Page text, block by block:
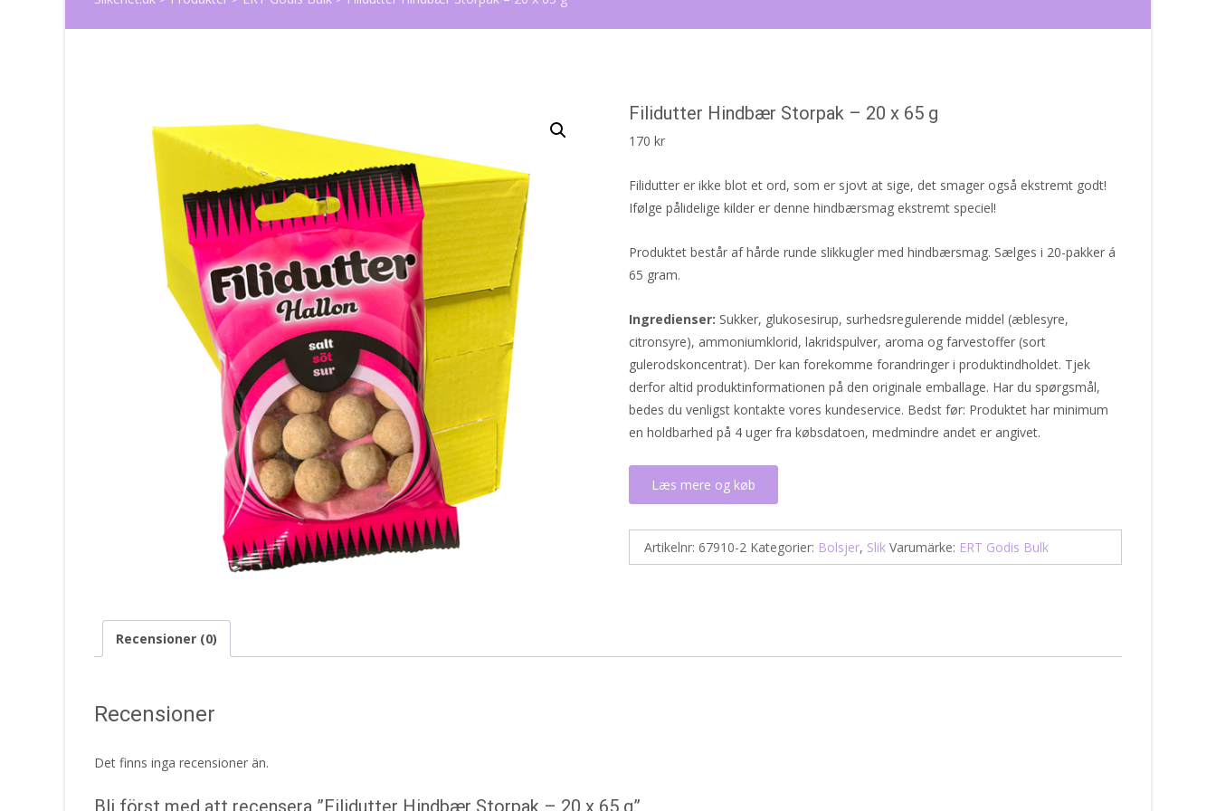
Filidutter Hindbær Storpak – 20 x 65 g
170 kr
Filidutter er ikke blot et ord, som er sjovt at sige, det smager også ekstremt godt!
Ifølge pålidelige kilder er denne hindbærsmag ekstremt speciel!
Produktet består af hårde runde slikkugler med hindbærsmag. Sælges i 20-pakker á
65 gram.
Ingredienser: Sukker, glukosesirup, surhedsregulerende middel (æblesyre,
citronsyre), ammoniumklorid, lakridspulver, aroma og farvestoffer (sort
gulerodskoncentrat). Der kan forekomme forandringer i produktindholdet. Tjek
derfor altid produktinformationen på den originale emballage. Har du spørgsmål,
bedes du venligst kontakte vores kundeservice. Bedst før: Produktet har minimum
en holdbarhed på 4 uger fra købsdatoen, medmindre andet er angivet.
Læs mere og køb
Artikelnr: 67910-2 Kategorier: Bolsjer, Slik Varumärke: ERT Godis Bulk
Recensioner (0)
Recensioner
Det finns inga recensioner än.
Bli först med att recensera ”Filidutter Hindbær Storpak – 20 x 65 g”